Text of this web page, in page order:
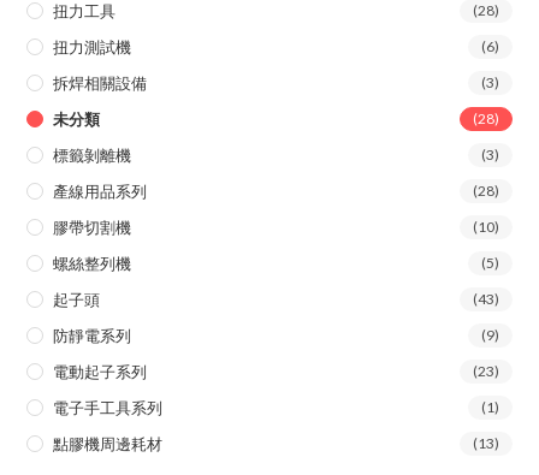
扭力工具 (28)
扭力測試機 (6)
拆焊相關設備 (3)
未分類 (28)
標籤剝離機 (3)
產線用品系列 (28)
膠帶切割機 (10)
螺絲整列機 (5)
起子頭 (43)
防靜電系列 (9)
電動起子系列 (23)
電子手工具系列 (1)
點膠機周邊耗材 (13)